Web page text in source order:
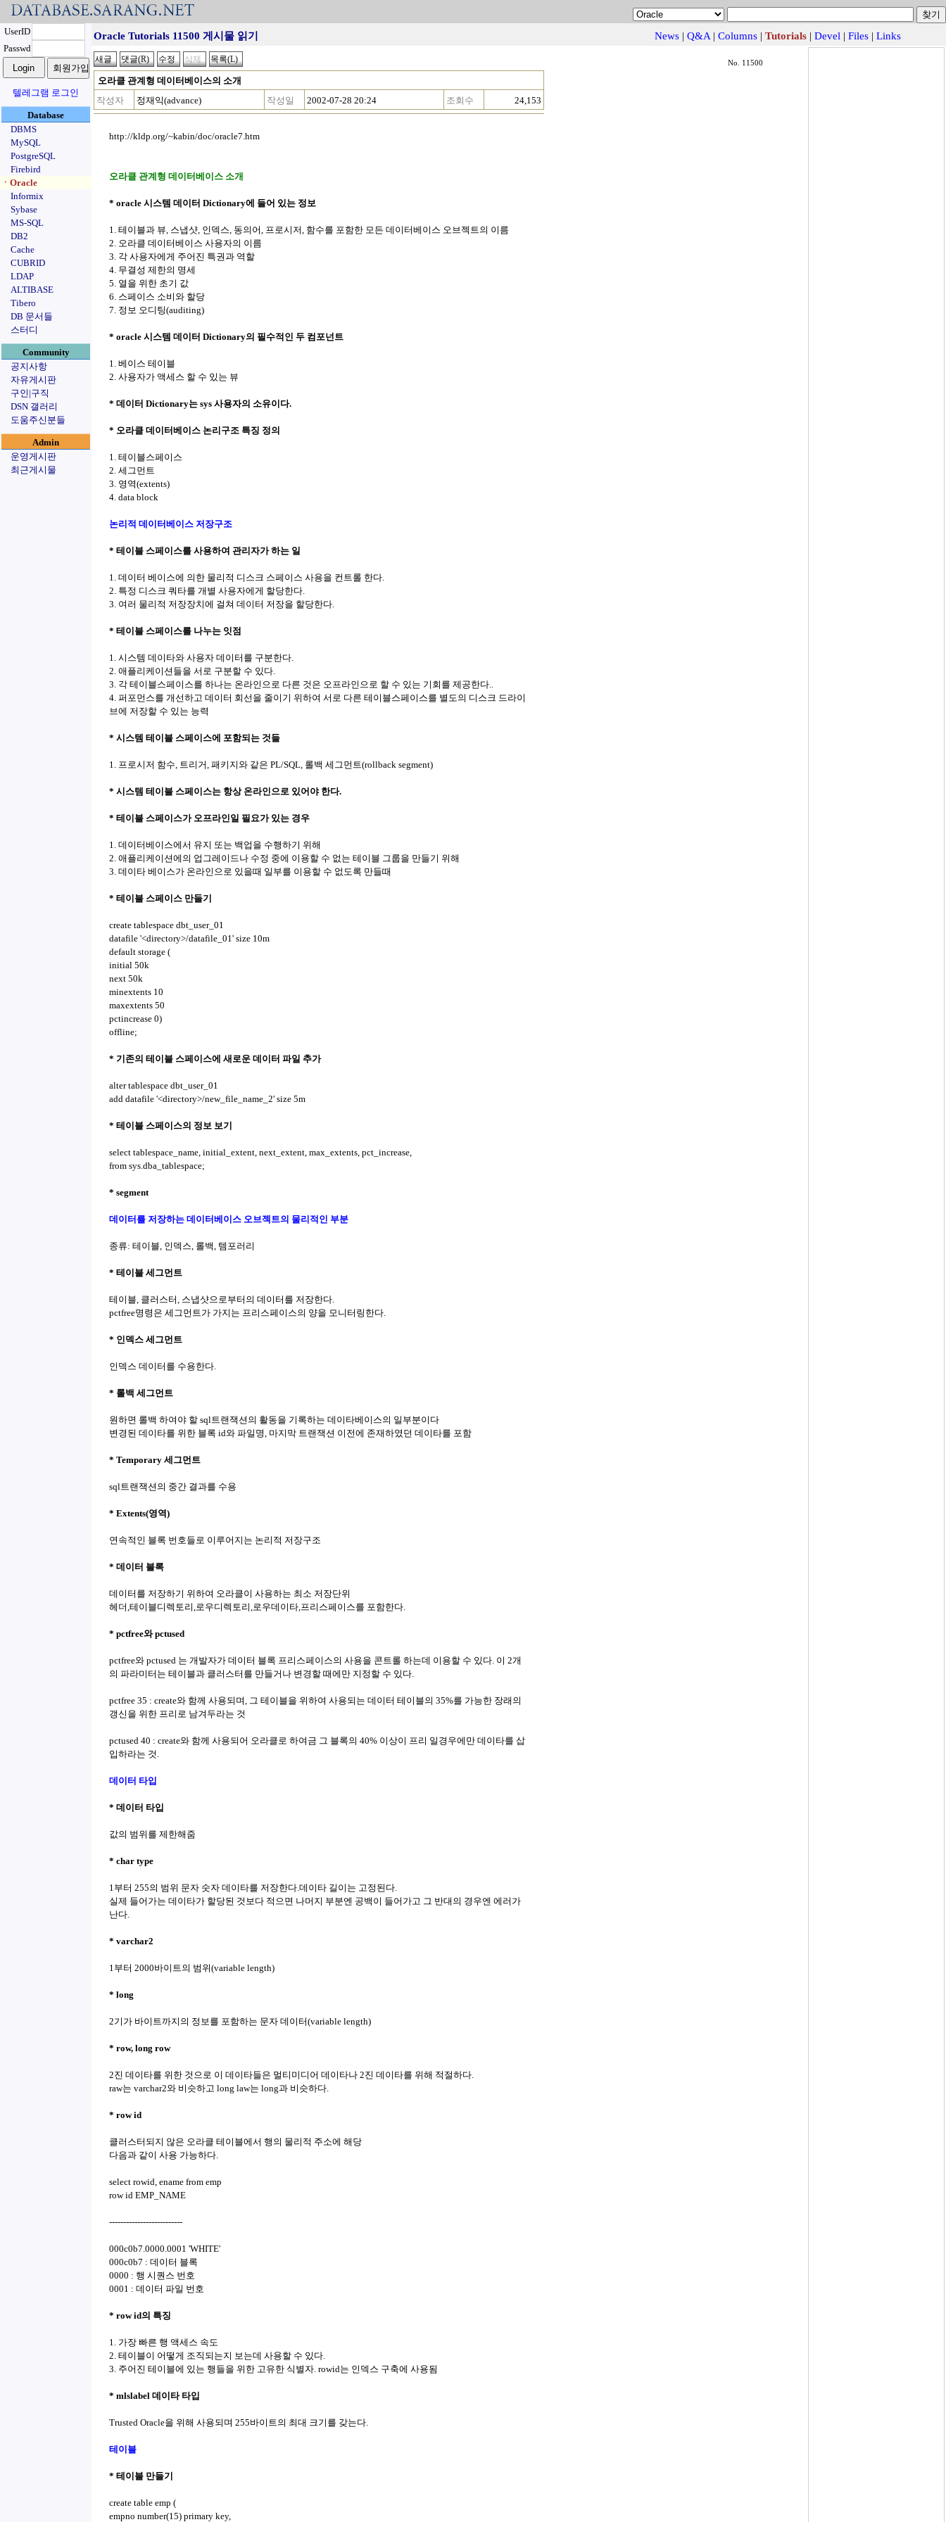
UserID
Passwd
텔레그램 로그인
Database
DBMS
MySQL
PostgreSQL
Firebird
ㆍOracle
Informix
Sybase
MS-SQL
DB2
Cache
CUBRID
LDAP
ALTIBASE
Tibero
DB 문서들
스터디
Community
공지사항
자유게시판
구인|구직
DSN 갤러리
도움주신분들
Admin
운영게시판
최근게시물
Oracle Tutorials 11500 게시물 읽기 News | Q&A | Columns | Tutorials | Devel | Files | Links
No. 11500
오라클 관계형 데이터베이스의 소개
작성자
정재익(advance) 작성일 2002-07-28 20:24 조회수 24,153
http://kldp.org/~kabin/doc/oracle7.htm
오라클 관계형 데이터베이스 소개
* oracle 시스템 데이터 Dictionary에 들어 있는 정보
1. 테이블과 뷰, 스냅샷, 인덱스, 동의어, 프로시저, 함수를 포함한 모든 데이터베이스 오브젝트의 이름
2. 오라클 데이터베이스 사용자의 이름
3. 각 사용자에게 주어진 특권과 역할
4. 무결성 제한의 명세
5. 열을 위한 초기 값
6. 스페이스 소비와 할당
7. 정보 오디팅(auditing)
* oracle 시스템 데이터 Dictionary의 필수적인 두 컴포넌트
1. 베이스 테이블
2. 사용자가 액세스 할 수 있는 뷰
* 데이터 Dictionary는 sys 사용자의 소유이다.
* 오라클 데이터베이스 논리구조 특징 정의
1. 테이블스페이스
2. 세그먼트
3. 영역(extents)
4. data block
논리적 데이터베이스 저장구조
* 테이블 스페이스를 사용하여 관리자가 하는 일
1. 데이터 베이스에 의한 물리적 디스크 스페이스 사용을 컨트롤 한다.
2. 특정 디스크 쿼타를 개별 사용자에게 할당한다.
3. 여러 물리적 저장장치에 걸쳐 데이터 저장을 할당한다.
* 테이블 스페이스를 나누는 잇점
1. 시스템 데이타와 사용자 데이터를 구분한다.
2. 애플리케이션들을 서로 구분할 수 있다.
3. 각 테이블스페이스를 하나는 온라인으로 다른 것은 오프라인으로 할 수 있는 기회를 제공한다..
4. 퍼포먼스를 개선하고 데이터 회선을 줄이기 위하여 서로 다른 테이블스페이스를 별도의 디스크 드라이
브에 저장할 수 있는 능력
* 시스템 테이블 스페이스에 포함되는 것들
1. 프로시저 함수, 트리거, 패키지와 같은 PL/SQL, 롤백 세그먼트(rollback segment)
* 시스템 테이블 스페이스는 항상 온라인으로 있어야 한다.
* 테이블 스페이스가 오프라인일 필요가 있는 경우
1. 데이터베이스에서 유지 또는 백업을 수행하기 위해
2. 애플리케이션에의 업그레이드나 수정 중에 이용할 수 없는 테이블 그룹을 만들기 위해
3. 데이타 베이스가 온라인으로 있을때 일부를 이용할 수 없도록 만들때
* 테이블 스페이스 만들기
create tablespace dbt_user_01
datafile '<directory>/datafile_01' size 10m
default storage (
initial 50k
next 50k
minextents 10
maxextents 50
pctincrease 0)
offline;
* 기존의 테이블 스페이스에 새로운 데이터 파일 추가
alter tablespace dbt_user_01
add datafile '<directory>/new_file_name_2' size 5m
* 테이블 스페이스의 정보 보기
select tablespace_name, initial_extent, next_extent, max_extents, pct_increase,
from sys.dba_tablespace;
* segment
데이터를 저장하는 데이터베이스 오브젝트의 물리적인 부분
종류: 테이블, 인덱스, 롤백, 템포러리
* 테이블 세그먼트
테이블, 클러스터, 스냅샷으로부터의 데이터를 저장한다.
pctfree명령은 세그먼트가 가지는 프리스페이스의 양을 모니터링한다.
* 인덱스 세그먼트
인덱스 데이터를 수용한다.
* 롤백 세그먼트
원하면 롤백 하여야 할 sql트랜잭션의 활동을 기록하는 데이타베이스의 일부분이다
변경된 데이타를 위한 블록 id와 파일명, 마지막 트랜잭션 이전에 존재하였던 데이타를 포함
* Temporary 세그먼트
sql트랜잭션의 중간 결과를 수용
* Extents(영역)
연속적인 블록 번호들로 이루어지는 논리적 저장구조
* 데이터 블록
데이터를 저장하기 위하여 오라클이 사용하는 최소 저장단위
헤더,테이블디렉토리,로우디렉토리,로우데이타,프리스페이스를 포함한다.
* pctfree와 pctused
pctfree와 pctused 는 개발자가 데이터 블록 프리스페이스의 사용을 콘트롤 하는데 이용할 수 있다. 이 2개
의 파라미터는 테이블과 클러스터를 만들거나 변경할 때에만 지정할 수 있다.
pctfree 35 : create와 함께 사용되며, 그 테이블을 위하여 사용되는 데이터 테이블의 35%를 가능한 장래의
갱신을 위한 프리로 남겨두라는 것
pctused 40 : create와 함께 사용되어 오라클로 하여금 그 블록의 40% 이상이 프리 일경우에만 데이타를 삽
입하라는 것.
데이터 타입
* 데이터 타입
값의 범위를 제한해줌
* char type
1부터 255의 범위 문자 숫자 데이타를 저장한다.데이타 길이는 고정된다.
실제 들어가는 데이타가 할당된 것보다 적으면 나머지 부분엔 공백이 들어가고 그 반대의 경우엔 에러가
난다.
* varchar2
1부터 2000바이트의 범위(variable length)
* long
2기가 바이트까지의 정보를 포함하는 문자 데이터(variable length)
* row, long row
2진 데이타를 위한 것으로 이 데이타들은 멀티미디어 데이타나 2진 데이타를 위해 적절하다.
raw는 varchar2와 비슷하고 long law는 long과 비슷하다.
* row id
클러스터되지 않은 오라클 테이블에서 행의 물리적 주소에 해당
다음과 같이 사용 가능하다.
select rowid, ename from emp
row id EMP_NAME
--------------------------
000c0b7.0000.0001 'WHITE'
000c0b7 : 데이터 블록
0000 : 행 시퀀스 번호
0001 : 데이터 파일 번호
* row id의 특징
1. 가장 빠른 행 액세스 속도
2. 테이블이 어떻게 조직되는지 보는데 사용할 수 있다.
3. 주어진 테이블에 있는 행들을 위한 고유한 식별자. rowid는 인덱스 구축에 사용됨
* mlslabel 데이타 타입
Trusted Oracle을 위해 사용되며 255바이트의 최대 크기를 갖는다.
테이블
* 테이블 만들기
create table emp (
empno number(15) primary key,